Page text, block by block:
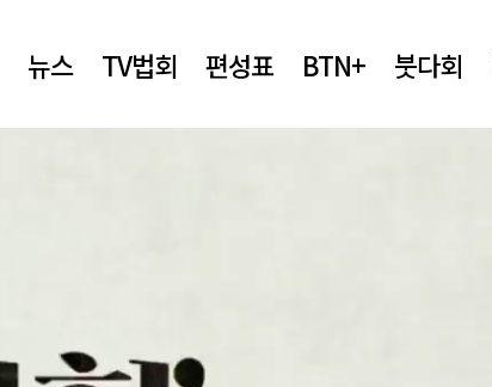
뉴스 TV법회 편성표 BTN+ 붓다회